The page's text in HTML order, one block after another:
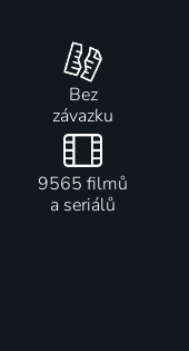
Bez
závazku
9565 filmů
a seriálů